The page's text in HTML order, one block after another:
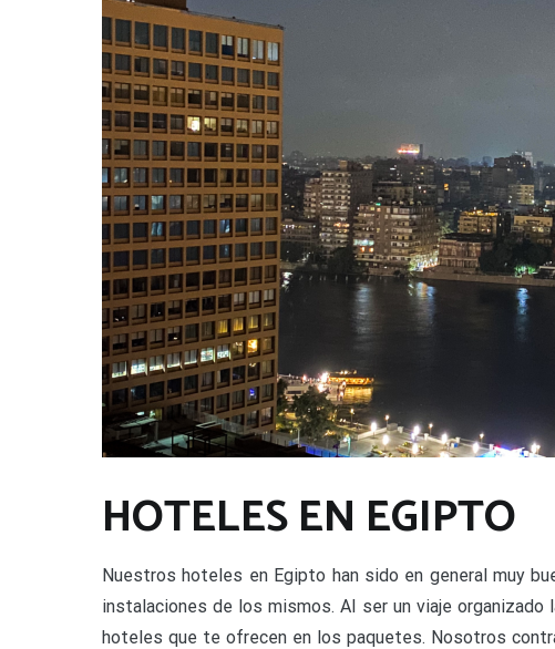
HOTELES EN EGIPTO
Nuestros hoteles en Egipto han sido en general muy
instalaciones de los mismos. Al ser un viaje
hoteles que te ofrecen en los paquetes. Nosotros